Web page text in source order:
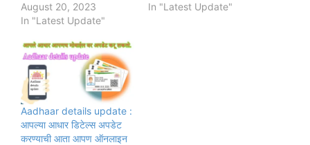
August 20, 2023
In "Latest Update"
In "Latest Update"
Aadhaar details update :
आपल्या आधार डिटेल्स अपडेट
करण्याची आता आपण ऑनलाइन